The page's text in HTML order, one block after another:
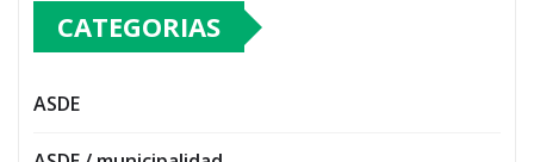
CATEGORIAS
ASDE